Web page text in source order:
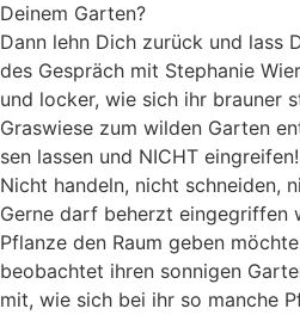
Dei­nem Gar­ten?
Dann lehn Dich zurück und lass
des Gespräch mit Ste­pha­nie
und locker, wie sich ihr brau­ner
Gras­wie­se zum wil­den Gar­ten
sen las­sen und NICHT
Nicht han­deln, nicht schnei­den,
Ger­ne darf beherzt ein­ge­grif­fen
Pflan­ze den Raum geben
beob­ach­tet ihren son­ni­gen
mit, wie sich bei ihr so man­che